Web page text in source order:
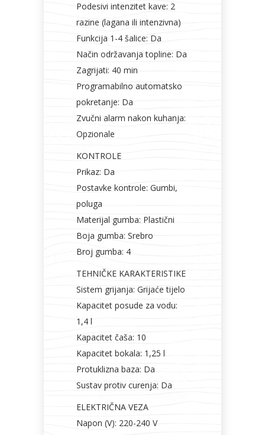
Podesivi intenzitet kave: 2
razine (lagana ili intenzivna)
Funkcija 1-4 šalice: Da
Način održavanja topline: Da
Zagrijati: 40 min
Programabilno automatsko
pokretanje: Da
Zvučni alarm nakon kuhanja:
Opzionale
KONTROLE
Prikaz: Da
Postavke kontrole: Gumbi,
poluga
Materijal gumba: Plastični
Boja gumba: Srebro
Broj gumba: 4
TEHNIČKE KARAKTERISTIKE
Sistem grijanja: Grijaće tijelo
Kapacitet posude za vodu:
1,4 l
Kapacitet čaša: 10
Kapacitet bokala: 1,25 l
Protuklizna baza: Da
Sustav protiv curenja: Da
ELEKTRIČNA VEZA
Napon (V): 220-240 V